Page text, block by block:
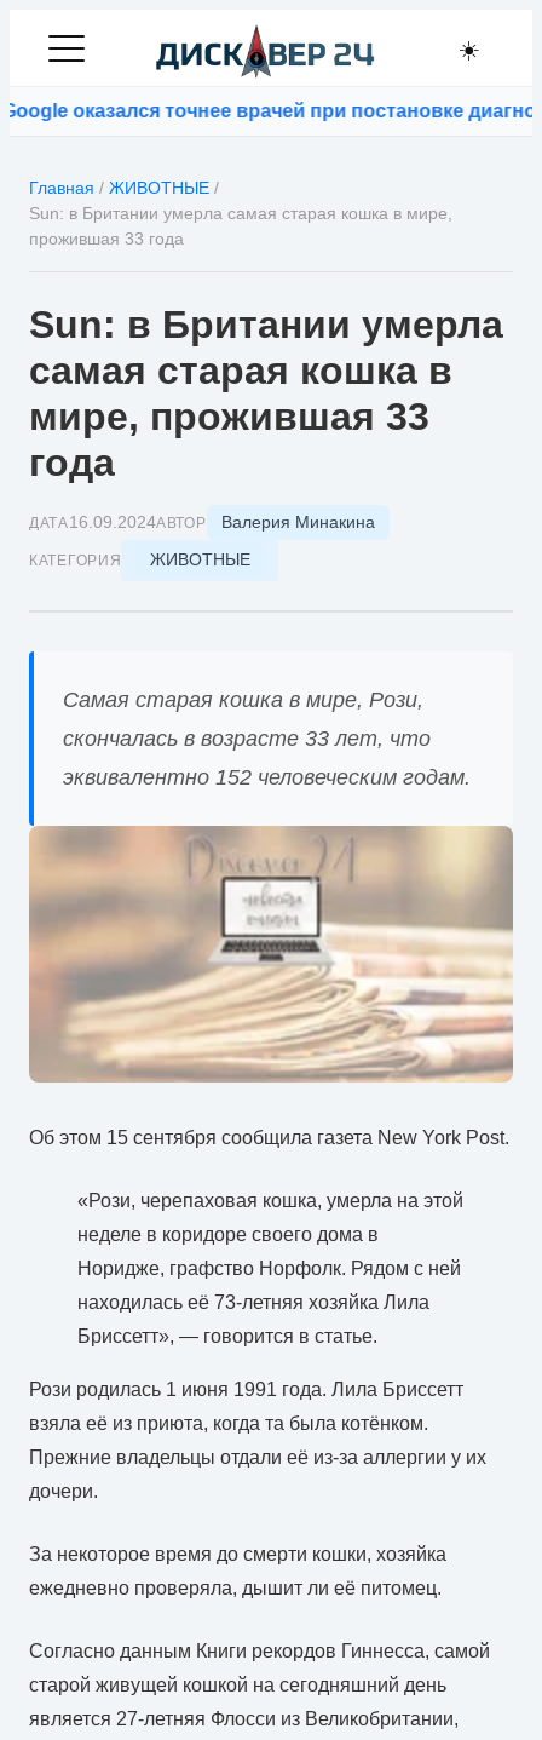
☀️
оказался точнее врачей при постановке
Главная / ЖИВОТНЫЕ /
Sun: в Британии умерла самая старая кошка в мире,
прожившая 33 года
Sun: в Британии умерла
самая старая кошка в
мире, прожившая 33
года
ДАТА16.09.2024АВТОР Валерия Минакина
КАТЕГОРИЯ ЖИВОТНЫЕ
Самая старая кошка в мире, Рози,
скончалась в возрасте 33 лет, что
эквивалентно 152 человеческим годам.
Об этом 15 сентября сообщила газета New York Post.
«Рози, черепаховая кошка, умерла на этой
неделе в коридоре своего дома в
Норидже, графство Норфолк. Рядом с ней
находилась её 73-летняя хозяйка Лила
Бриссетт», — говорится в статье.
Рози родилась 1 июня 1991 года. Лила Бриссетт
взяла её из приюта, когда та была котёнком.
Прежние владельцы отдали её из-за аллергии у их
дочери.
За некоторое время до смерти кошки, хозяйка
ежедневно проверяла, дышит ли её питомец.
Согласно данным Книги рекордов Гиннесса, самой
старой живущей кошкой на сегодняшний день
является 27-летняя Флосси из Великобритании,